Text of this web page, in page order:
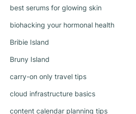
best serums for glowing skin
biohacking your hormonal health
Bribie Island
Bruny Island
carry-on only travel tips
cloud infrastructure basics
content calendar planning tips